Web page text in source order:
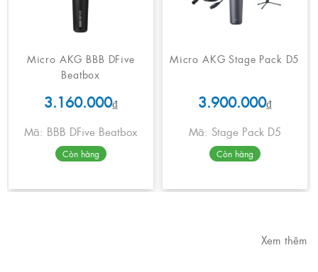
Micro AKG BBB DFive
Beatbox
3.160.000₫
Mã: BBB DFive Beatbox
Còn hàng
Micro AKG Stage Pack D5
3.900.000₫
Mã: Stage Pack D5
Còn hàng
Xem thêm